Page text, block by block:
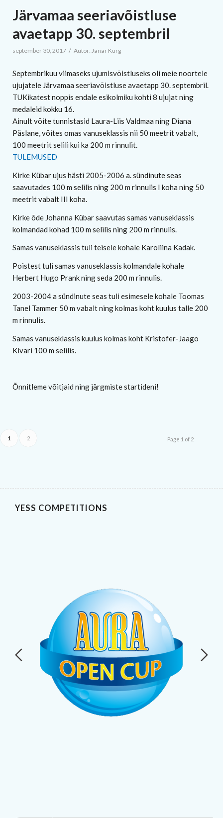
Järvamaa seeriavõistluse
avaetapp 30. septembril
september 30, 2017 / Autor: Janar Kurg
Septembrikuu viimaseks ujumisvõistluseks oli meie noortele
ujujatele Järvamaa seeriavõistluse avaetapp 30. septembril.
TUKikatest noppis endale esikolmiku kohti 8 ujujat ning
medaleid kokku 16.
Ainult võite tunnistasid Laura-Liis Valdmaa ning Diana
Päslane, võites omas vanuseklassis nii 50 meetrit vabalt,
100 meetrit selili kui ka 200 m rinnulit.
TULEMUSED
Kirke Kübar ujus hästi 2005-2006 a. sündinute seas
saavutades 100 m selilis ning 200 m rinnulis I koha ning 50
meetrit vabalt III koha.
Kirke õde Johanna Kübar saavutas samas vanuseklassis
kolmandad kohad 100 m selilis ning 200 m rinnulis.
Samas vanuseklassis tuli teisele kohale Karoliina Kadak.
Poistest tuli samas vanuseklassis kolmandale kohale
Herbert Hugo Prank ning seda 200 m rinnulis.
2003-2004 a sündinute seas tuli esimesele kohale Toomas
Tanel Tammer 50 m vabalt ning kolmas koht kuulus talle 200
m rinnulis.
Samas vanuseklassis kuulus kolmas koht Kristofer-Jaago
Kivari 100 m selilis.
Õnnitleme võitjaid ning järgmiste startideni!
Page 1 of 2
1 2
YESS COMPETITIONS